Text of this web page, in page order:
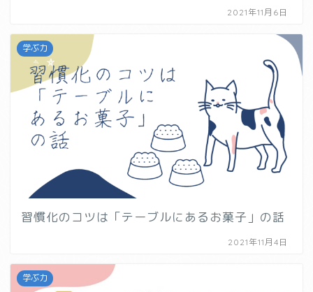
2021年11月6日
学ぶ力
習慣化のコツは「テーブルにあるお菓子」の話
2021年11月4日
学ぶ力